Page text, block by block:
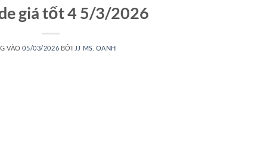
giá tốt 4 5/3/2026
VÀO05/03/2026 BỞI JJ MS. OANH